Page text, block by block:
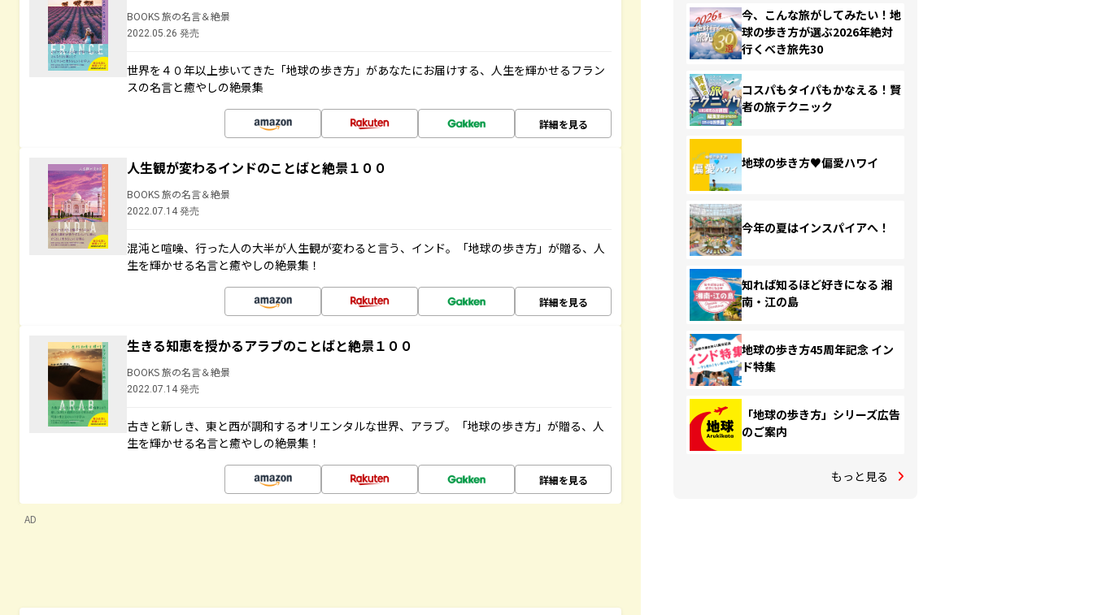
BOOKS 旅の名言＆絶景
2022.05.26 発売
世界を４０年以上歩いてきた「地球の歩き方」があなたにお届けする、人生を輝かせるフラン
スの名言と癒やしの絶景集
詳細を見る
人生観が変わるインドのことばと絶景１００
BOOKS 旅の名言＆絶景
2022.07.14 発売
混沌と喧噪、行った人の大半が人生観が変わると言う、インド。「地球の歩き方」が贈る、人
生を輝かせる名言と癒やしの絶景集！
詳細を見る
生きる知恵を授かるアラブのことばと絶景１００
BOOKS 旅の名言＆絶景
2022.07.14 発売
古きと新しき、東と西が調和するオリエンタルな世界、アラブ。「地球の歩き方」が贈る、人
生を輝かせる名言と癒やしの絶景集！
詳細を見る
AD
今、こんな旅がしてみたい！地
球の歩き方が選ぶ2026年絶対
行くべき旅先30
コスパもタイパもかなえる！賢
者の旅テクニック
地球の歩き方♥偏愛ハワイ
今年の夏はインスパイアへ！
知れば知るほど好きになる 湘
南・江の島
地球の歩き方45周年記念 イン
ド特集
「地球の歩き方」シリーズ広告
のご案内
もっと見る